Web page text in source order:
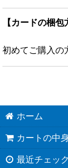
【カードの梱包
初めてご購入の
ホーム
カートの中
最近チェッ